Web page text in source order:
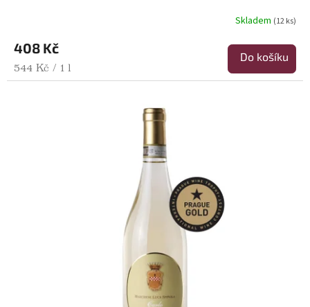
Skladem (12 ks)
408 Kč
Měrná cena:
544 Kč / 1 l
Do košíku